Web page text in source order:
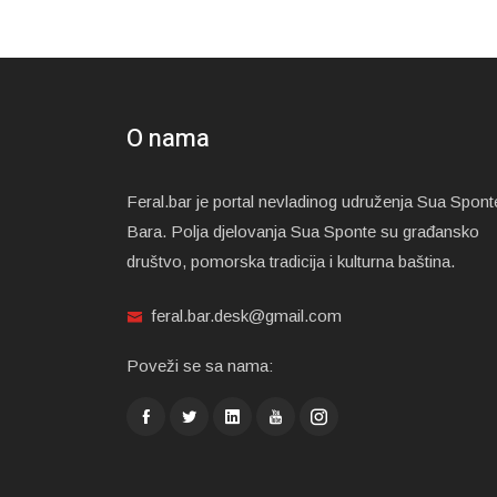
O nama
Feral.bar je portal nevladinog udruženja Sua
Bara. Polja djelovanja Sua Sponte su građansko
društvo, pomorska tradicija i kulturna baština.
feral.bar.desk@gmail.com
Poveži se sa nama: